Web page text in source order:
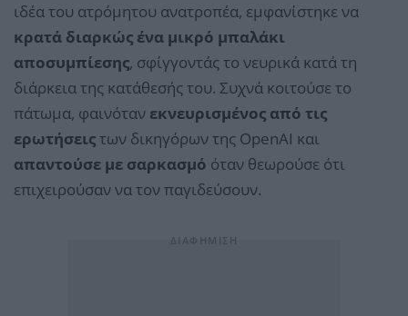
ιδέα του ατρόμητου ανατροπέα, εμφανίστηκε να
κρατά διαρκώς ένα μικρό μπαλάκι
αποσυμπίεσης, σφίγγοντάς το νευρικά κατά τη
διάρκεια της κατάθεσής του. Συχνά κοιτούσε το
πάτωμα, φαινόταν εκνευρισμένος από τις
ερωτήσειςτων δικηγόρων της OpenAI και
απαντούσε με σαρκασμό όταν θεωρούσε ότι
επιχειρούσαν να τον παγιδεύσουν.